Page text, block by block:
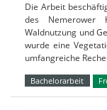
Die Arbeit
des Nemerower
Waldnutzung und
wurde eine
umfangreiche
Bachelorarbeit